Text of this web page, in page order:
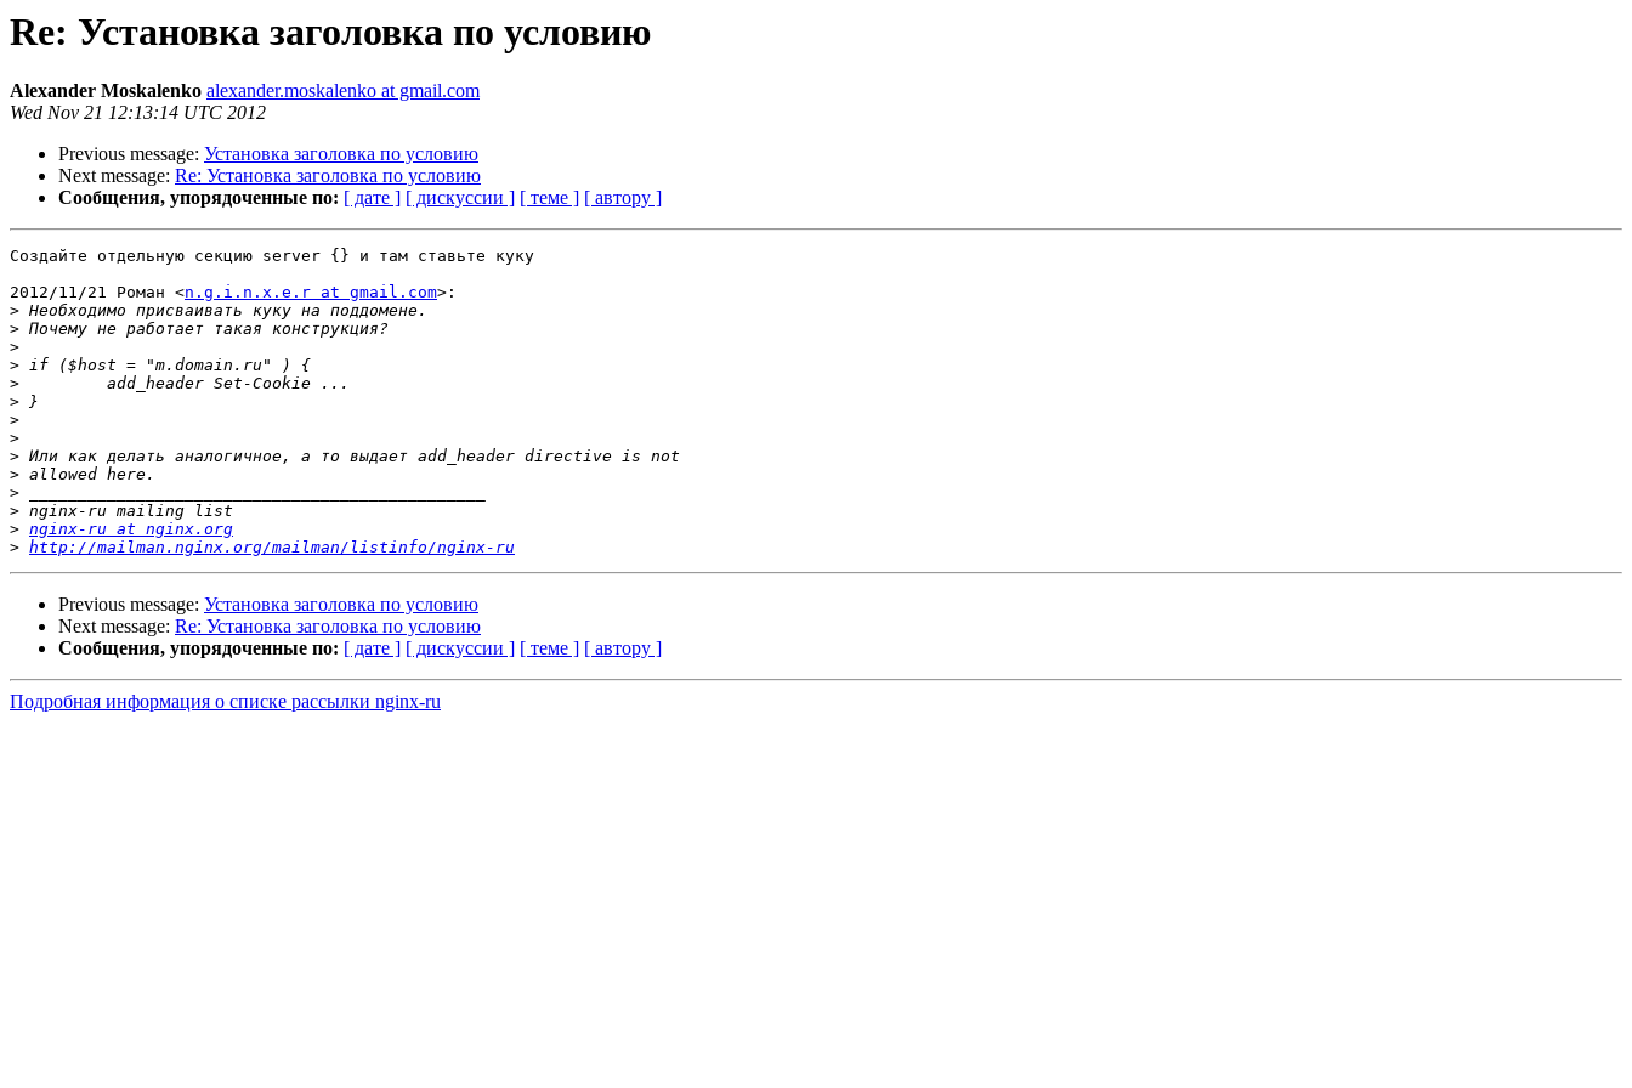
Re: Установка заголовка по условию
Alexander Moskalenko alexander.moskalenko at gmail.com
Wed Nov 21 12:13:14 UTC 2012
Previous message: Установка заголовка по условию
Next message: Re: Установка заголовка по условию
Сообщения, упорядоченные по: [ дате ] [ дискуссии ] [ теме ] [ автору ]
Создайте отдельную секцию server {} и там ставьте куку
2012/11/21 Роман <n.g.i.n.x.e.r at gmail.com>:
>
>
>
>
>
>
>
>
>
>
>
>
> nginx-ru at nginx.org
> http://mailman.nginx.org/mailman/listinfo/nginx-ru
Previous message: Установка заголовка по условию
Next message: Re: Установка заголовка по условию
Сообщения, упорядоченные по: [ дате ] [ дискуссии ] [ теме ] [ автору ]
Подробная информация о списке рассылки nginx-ru